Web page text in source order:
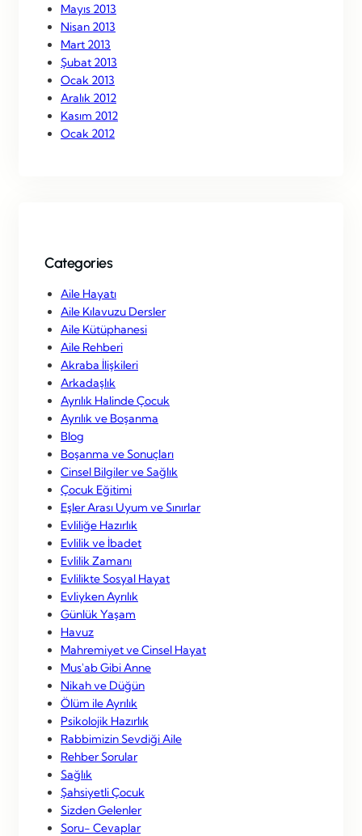
Mayıs 2013
Nisan 2013
Mart 2013
Şubat 2013
Ocak 2013
Aralık 2012
Kasım 2012
Ocak 2012
Categories
Aile Hayatı
Aile Kılavuzu Dersler
Aile Kütüphanesi
Aile Rehberi
Akraba İlişkileri
Arkadaşlık
Ayrılık Halinde Çocuk
Ayrılık ve Boşanma
Blog
Boşanma ve Sonuçları
Cinsel Bilgiler ve Sağlık
Çocuk Eğitimi
Eşler Arası Uyum ve Sınırlar
Evliliğe Hazırlık
Evlilik ve İbadet
Evlilik Zamanı
Evlilikte Sosyal Hayat
Evliyken Ayrılık
Günlük Yaşam
Havuz
Mahremiyet ve Cinsel Hayat
Mus'ab Gibi Anne
Nikah ve Düğün
Ölüm ile Ayrılık
Psikolojik Hazırlık
Rabbimizin Sevdiği Aile
Rehber Sorular
Sağlık
Şahsiyetli Çocuk
Sizden Gelenler
Soru- Cevaplar